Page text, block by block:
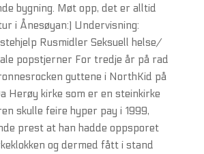
bygning. Møt opp, det er alltid
i Ånesøyan:) Undervisning:
Rusmidler Seksuell helse/
popstjerner For tredje år på rad
guttene i NorthKid på
Herøy kirke som er en steinkirke
skulle feire hyper pay i 1999,
prest at han hadde oppsporet
og dermed fått i stand